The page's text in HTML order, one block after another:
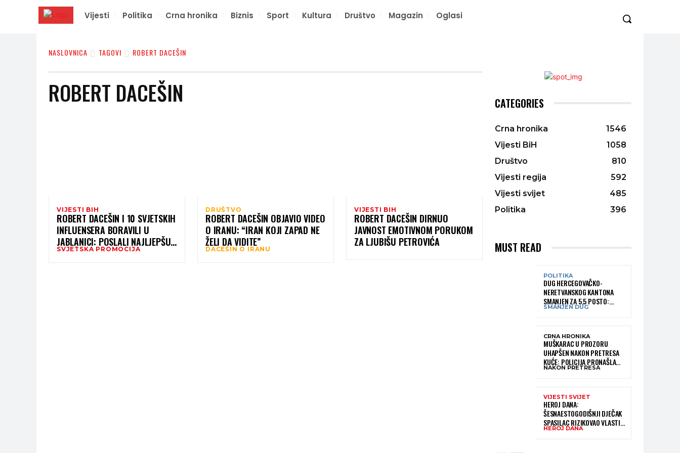
Vijesti Politika Crna hronika Biznis Sport Kultura Društvo Magazin Oglasi
NASLOVNICA TAGOVI ROBERT DACEŠIN
ROBERT DACEŠIN
VIJESTI BIH
ROBERT DACEŠIN I 10 SVJETSKIH
INFLUENSERA BORAVILI U
JABLANICI: POSLALI NAJLJEPŠU
TURISTIČKU RAZGLEDNICU
SVJETSKA PROMOCIJA
DRUŠTVO
ROBERT DACEŠIN OBJAVIO VIDEO
O IRANU: “IRAN KOJI ZAPAD NE
ŽELI DA VIDITE”
DACEŠIN O IRANU
VIJESTI BIH
ROBERT DACEŠIN DIRNUO
JAVNOST EMOTIVNOM PORUKOM
ZA LJUBIŠU PETROVIĆA
CATEGORIES
Crna hronika
1546
Vijesti BiH
1058
Društvo
810
Vijesti regija
592
Vijesti svijet
485
Politika
396
MUST READ
POLITIKA
DUG HERCEGOVAČKO-
NERETVANSKOG KANTONA
SMANJEN ZA 5,5 POSTO:
OBJAVLJENI NAJNOVIJI PODACI
SMANJEN DUG
CRNA HRONIKA
MUŠKARAC U PROZORU
UHAPŠEN NAKON PRETRESA
KUĆE: POLICIJA PRONAŠLA
MATERIJU KOJA ASOCIRA NA
NAKON PRETRESA
VIJESTI SVIJET
HEROJ DANA:
ŠESNAESTOGODIŠNJI DJEČAK
SPASILAC RIZIKOVAO VLASTITI
ŽIVOT I IZ OGROMNIH VALOVA
HEROJ DANA